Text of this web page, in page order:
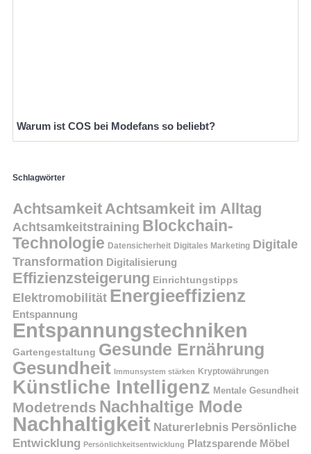
Warum ist COS bei Modefans so beliebt?
Schlagwörter
Achtsamkeit Achtsamkeit im Alltag
Achtsamkeitstraining Blockchain-
Technologie Datensicherheit Digitales Marketing Digitale
Transformation Digitalisierung
Effizienzsteigerung Einrichtungstipps
Elektromobilität Energieeffizienz
Entspannung
Entspannungstechniken
Gartengestaltung Gesunde Ernährung
Gesundheit Immunsystem stärken Kryptowährungen
Künstliche Intelligenz Mentale Gesundheit
Modetrends Nachhaltige Mode
Nachhaltigkeit Naturerlebnis Persönliche
Entwicklung Persönlichkeitsentwicklung Platzsparende Möbel